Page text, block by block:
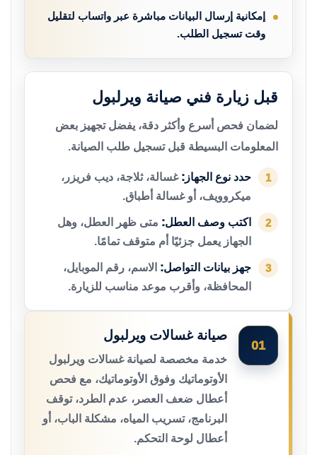
إمكانية إرسال البيانات مباشرة عبر واتساب لتقليل
وقت تسجيل الطلب.
قبل زيارة فني صيانة ويرلبول
لضمان فحص أسرع وأكثر دقة، يفضل تجهيز بعض
المعلومات البسيطة قبل تسجيل طلب الصيانة.
1 حدد نوع الجهاز: غسالة، ثلاجة، ديب فريزر،
ميكروويف، أو غسالة أطباق.
2 اكتب وصف العطل: متى ظهر العطل، وهل
الجهاز يعمل جزئيًا أم متوقف تمامًا.
3 جهز بيانات التواصل: الاسم، رقم الموبايل،
المحافظة، وأقرب موعد مناسب للزيارة.
01
صيانة غسالات ويرلبول
خدمة مخصصة لصيانة غسالات ويرلبول
الأوتوماتيك وفوق الأوتوماتيك، مع فحص
أعطال ضعف العصر، عدم الطرد، توقف
البرنامج، تسريب المياه، مشكلة الباب، أو
أعطال لوحة التحكم.